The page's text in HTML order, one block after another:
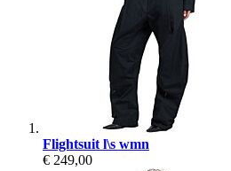
Flightsuit l\s wmn
€ 249,00